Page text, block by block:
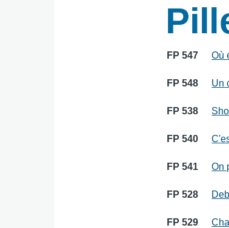
FP 547 Où
FP 548 Un
FP 538
FP 540
FP 541 On
FP 528
FP 529